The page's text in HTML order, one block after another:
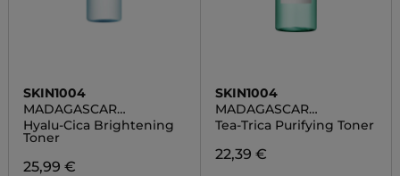
SKIN1004
MADAGASCAR
CENTELLA
Hyalu-Cica Brightening
Toner
25,99 €
SKIN1004
MADAGASCAR
CENTELLA
Tea-Trica Purifying Toner
22,39 €